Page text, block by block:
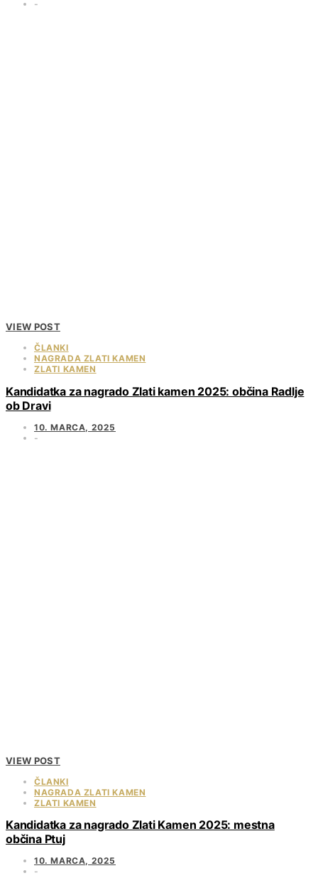
VIEW POST
ČLANKI
NAGRADA ZLATI KAMEN
ZLATI KAMEN
Kandidatka za nagrado Zlati kamen 2025: občina Radlje
ob Dravi
10. MARCA, 2025
VIEW POST
ČLANKI
NAGRADA ZLATI KAMEN
ZLATI KAMEN
Kandidatka za nagrado Zlati Kamen 2025: mestna
občina Ptuj
10. MARCA, 2025